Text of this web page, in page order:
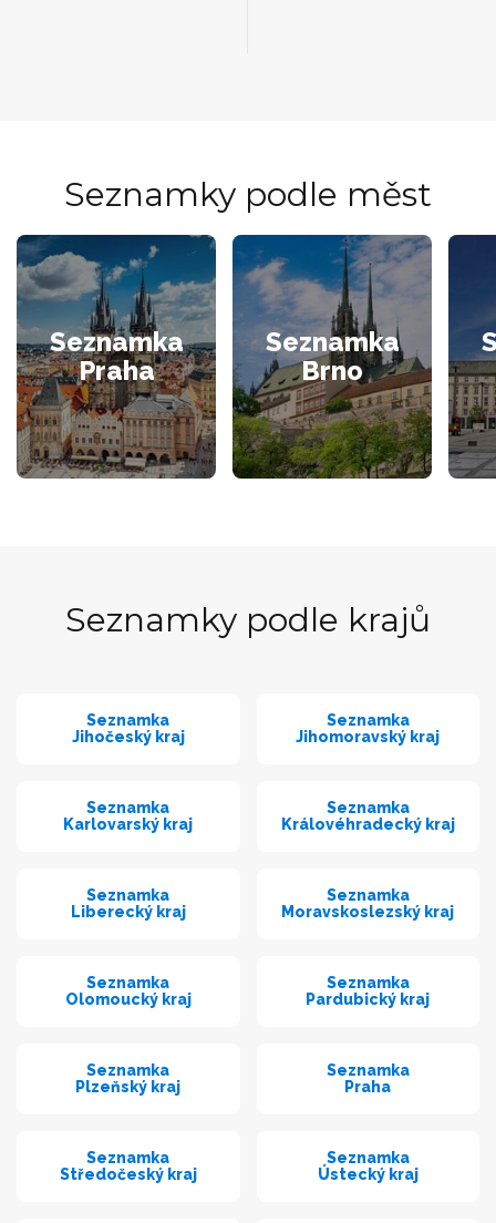
Seznamky podle měst
Seznamka
Praha
Seznamka
Brno
Seznamky podle krajů
Seznamka
Jihočeský kraj
Seznamka
Jihomoravský kraj
Seznamka
Karlovarský kraj
Seznamka
Královéhradecký kraj
Seznamka
Liberecký kraj
Seznamka
Moravskoslezský kraj
Seznamka
Olomoucký kraj
Seznamka
Pardubický kraj
Seznamka
Plzeňský kraj
Seznamka
Praha
Seznamka
Středočeský kraj
Seznamka
Ústecký kraj